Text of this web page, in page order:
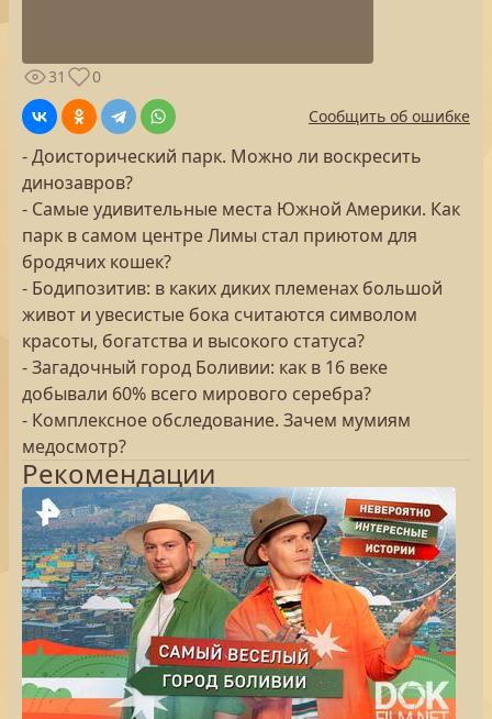
31
0
Сообщить об ошибке
- Доисторический парк. Можно ли воскресить
динозавров?
- Самые удивительные места Южной Америки. Как
парк в самом центре Лимы стал приютом для
бродячих кошек?
- Бодипозитив: в каких диких племенах большой
живот и увесистые бока считаются символом
красоты, богатства и высокого статуса?
- Загадочный город Боливии: как в 16 веке
добывали 60% всего мирового серебра?
- Комплексное обследование. Зачем мумиям
медосмотр?
Рекомендации